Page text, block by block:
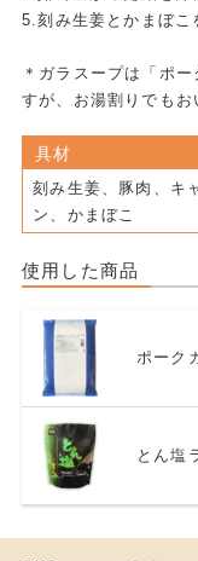
5.刻み生姜とかまぼこ
＊ガラスープは「ポ
すが、お湯割りでもお
具材
刻み生姜、豚肉、キ
ン、かまぼこ
使用した商品
ポーク
とん塩